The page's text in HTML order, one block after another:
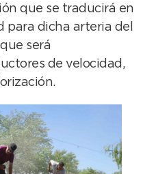
que se traducirá en
para dicha arteria del
será
de velocidad,